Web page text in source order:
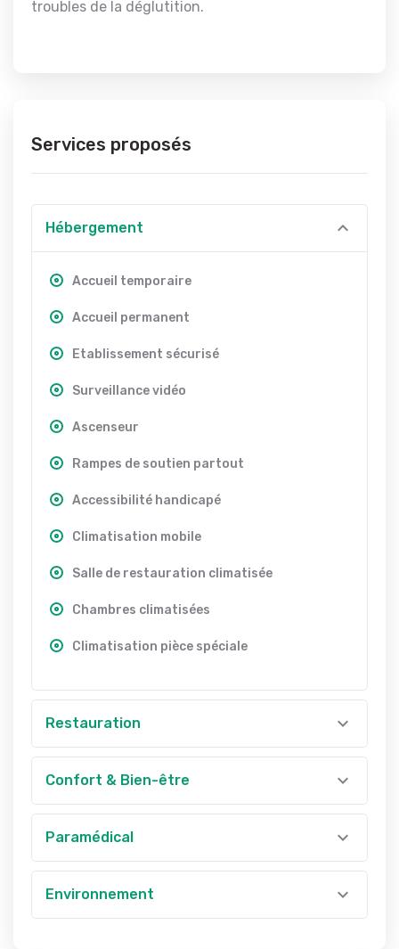
troubles de la déglutition.
Services proposés
Hébergement
Accueil temporaire
Accueil permanent
Etablissement sécurisé
Surveillance vidéo
Ascenseur
Rampes de soutien partout
Accessibilité handicapé
Climatisation mobile
Salle de restauration climatisée
Chambres climatisées
Climatisation pièce spéciale
Restauration
Confort & Bien-être
Paramédical
Environnement